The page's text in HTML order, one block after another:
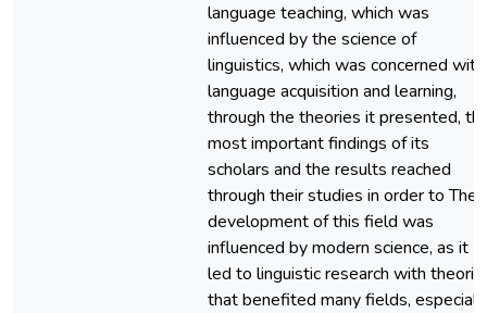
language teaching, which was
influenced by the science of
linguistics, which was concerned with
language acquisition and learning,
through the theories it presented,
most important findings of its
scholars and the results reached
through their studies in order to The
development of this field was
influenced by modern science, as it
led to linguistic research with
that benefited many fields,